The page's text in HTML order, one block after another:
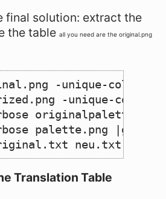
final solution: extract the
the table all you need are the original.png
-unique-colors -
-unique-colors
palette.png
neu.txt
Translation Table